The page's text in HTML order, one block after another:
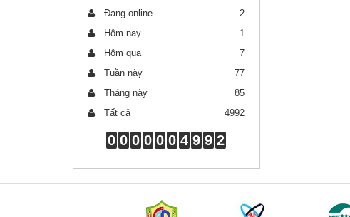
Đang online
2
Hôm nay
1
Hôm qua
7
Tuần này
77
Tháng này
85
Tất cả
4992
0 0 0 0 0 0 4 9 9 2